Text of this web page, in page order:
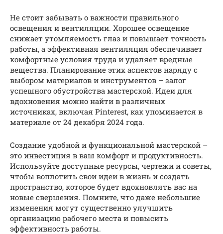
Не стоит забывать о важности правильного
освещения и вентиляции. Хорошее освещение
снижает утомляемость глаз и повышает точность
работы, а эффективная вентиляция обеспечивает
комфортные условия труда и удаляет вредные
вещества. Планирование этих аспектов наряду с
выбором материалов и инструментов – залог
успешного обустройства мастерской. Идеи для
вдохновения можно найти в различных
источниках, включая Pinterest, как упоминается в
материале от 24 декабря 2024 года.
Создание удобной и функциональной мастерской –
это инвестиция в ваш комфорт и продуктивность.
Используйте доступные ресурсы, чертежи и советы,
чтобы воплотить свои идеи в жизнь и создать
пространство, которое будет вдохновлять вас на
новые свершения. Помните, что даже небольшие
изменения могут существенно улучшить
организацию рабочего места и повысить
эффективность работы.